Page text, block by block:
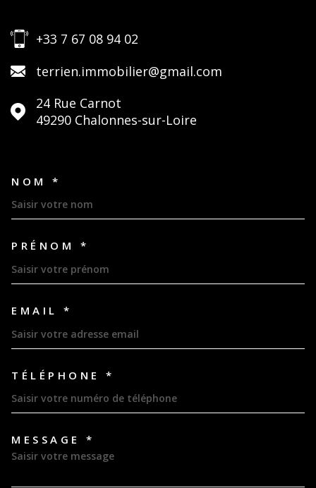
+33 7 67 08 94 02
terrien.immobilier@gmail.com
24 Rue Carnot
49290
Chalonnes-sur-Loire
NOM *
PRÉNOM *
EMAIL *
TÉLÉPHONE *
MESSAGE *